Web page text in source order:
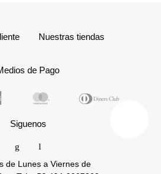
Nuestras tiendas
de Pago
Siguenos
de Lunes a Viernes de